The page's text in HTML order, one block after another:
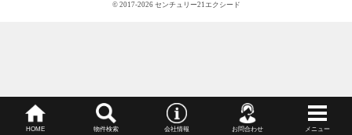
© 2017-2026 センチュリー21エクシード
HOME 物件検索 会社情報 お問合わせ メニュー